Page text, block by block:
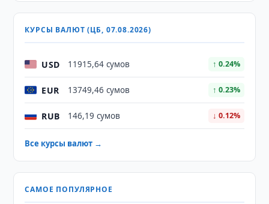
КУРСЫ ВАЛЮТ (ЦБ, 07.08.2026)
USD 11915,64 сумов ↑ 0.24%
EUR 13749,46 сумов ↑ 0.23%
RUB 146,19 сумов ↓ 0.12%
Все курсы валют →
САМОЕ ПОПУЛЯРНОЕ